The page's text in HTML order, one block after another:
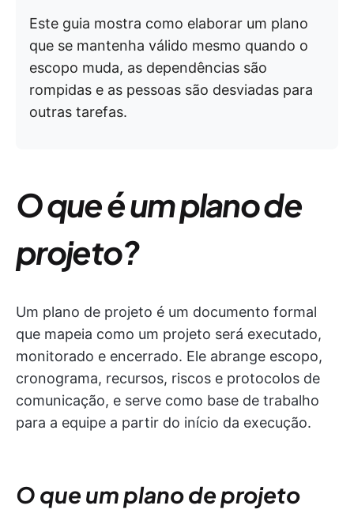
Este guia mostra como elaborar um plano
que se mantenha válido mesmo quando o
escopo muda, as dependências são
rompidas e as pessoas são desviadas para
outras tarefas.
O que é um plano de
projeto?
Um plano de projeto é um documento formal
que mapeia como um projeto será executado,
monitorado e encerrado. Ele abrange escopo,
cronograma, recursos, riscos e protocolos de
comunicação, e serve como base de trabalho
para a equipe a partir do início da execução.
O que um plano de projeto